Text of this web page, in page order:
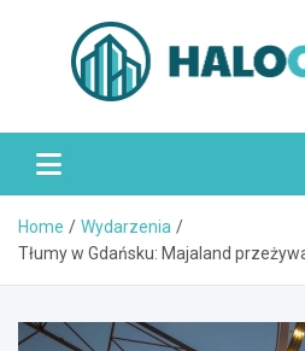
Home
Wydarzenia
Tłumy w Gdańsku: Majaland